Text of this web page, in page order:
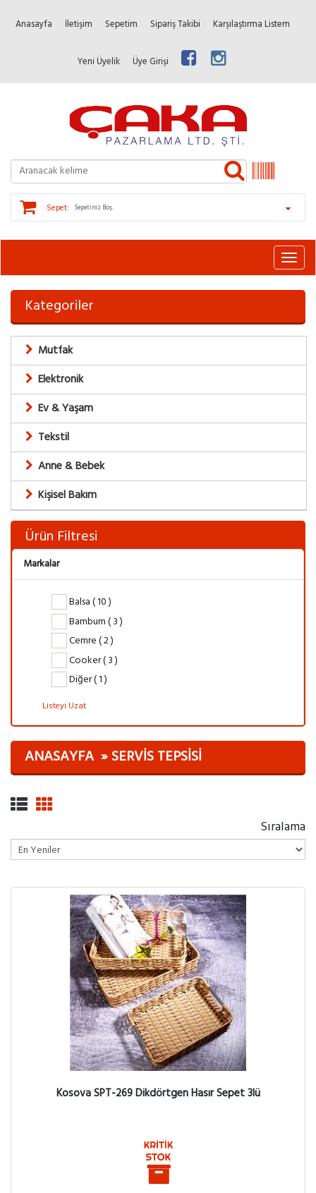
Anasayfa İletişim Sepetim Sipariş Takibi Karşılaştırma Listem
Yeni Üyelik Üye Girişi
Sepet: Sepetiniz Boş.
Kategoriler
Mutfak
Elektronik
Ev & Yaşam
Tekstil
Anne & Bebek
Kişisel Bakım
Ürün Filtresi
Markalar
Balsa ( 10 )
Bambum ( 3 )
Cemre ( 2 )
Cooker ( 3 )
Diğer ( 1 )
Listeyi Uzat
ANASAYFA SERVIS TEPSISI
Sıralama
Kosova SPT-269 Dikdörtgen Hasır Sepet 3lü